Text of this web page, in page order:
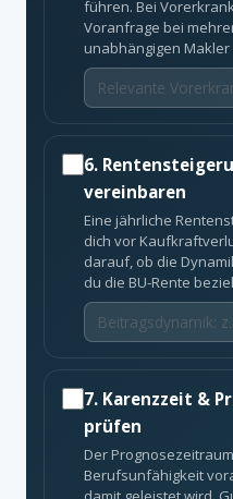
führen. Bei
Voranfrage bei
unabhängigen Makler
6.
vereinbaren
Eine jährliche
dich vor
darauf, ob die
du die BU-Rente
7. Karenzzeit &
prüfen
Der
Berufsunfähigkeit